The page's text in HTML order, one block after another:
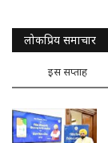
लोकप्रिय समाचार
इस सप्ताह